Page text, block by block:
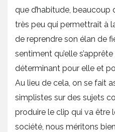
que d’habitude, beaucoup
très peu qui permettrait à
de reprendre son élan de
sentiment qu’elle
déterminant pour elle et
Au lieu de cela, on se fait
simplistes sur des sujets
produire le clip qui va être
société, nous méritons